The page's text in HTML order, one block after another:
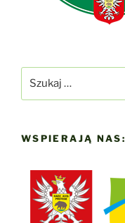
WSPIERAJĄ NAS: